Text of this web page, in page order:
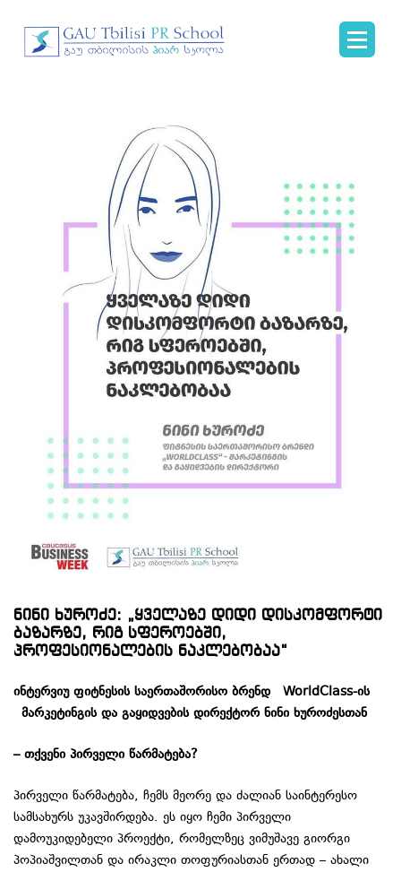
ნინი ხუროძე: „ყველაზე დიდი დისკომფორტი
ბაზარზე, რიგ სფეროებში,
პროფესიონალების ნაკლებობაა“
ინტერვიუ ფიტნესის საერთაშორისო ბრენდ WorldClass-ის
მარკეტინგის და გაყიდვების დირექტორ ნინი ხუროძესთან
– თქვენი პირველი წარმატება?
პირველი წარმატება, ჩემს მეორე და ძალიან საინტერესო
სამსახურს უკავშირდება. ეს იყო ჩემი პირველი
დამოუკიდებელი პროექტი, რომელზეც ვიმუშავე გიორგი
პოპიაშვილთან და ირაკლი თოფურიასთან ერთად – ახალი